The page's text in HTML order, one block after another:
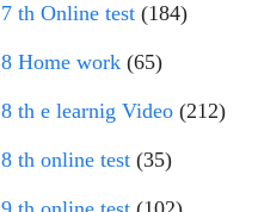
7 th Online test(184)
8 Home work(65)
8 th e learnig Video(212)
8 th online test(35)